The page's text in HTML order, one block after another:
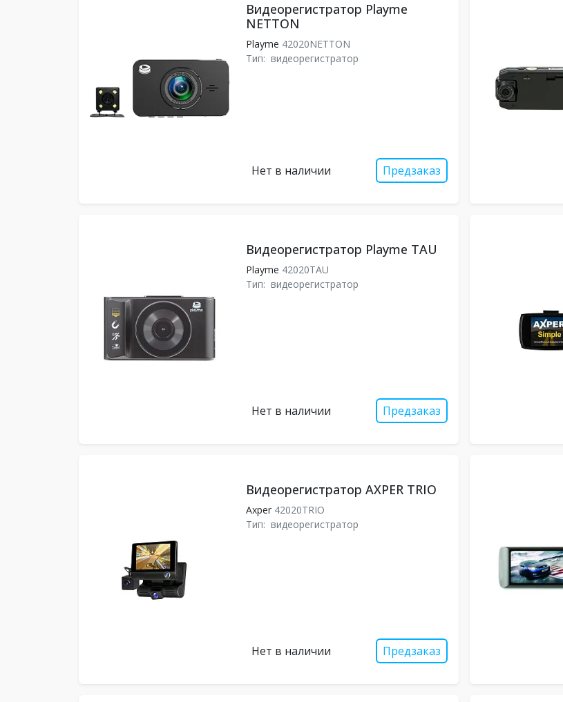
Видеорегистратор Playme
NETTON
Playme 42020NETTON
Тип: видеорегистратор
Нет в наличии Предзаказ
Видеорегистратор Playme TAU
Playme 42020TAU
Тип: видеорегистратор
Нет в наличии Предзаказ
Видеорегистратор AXPER TRIO
Axper42020TRIO
Тип: видеорегистратор
Нет в наличии Предзаказ